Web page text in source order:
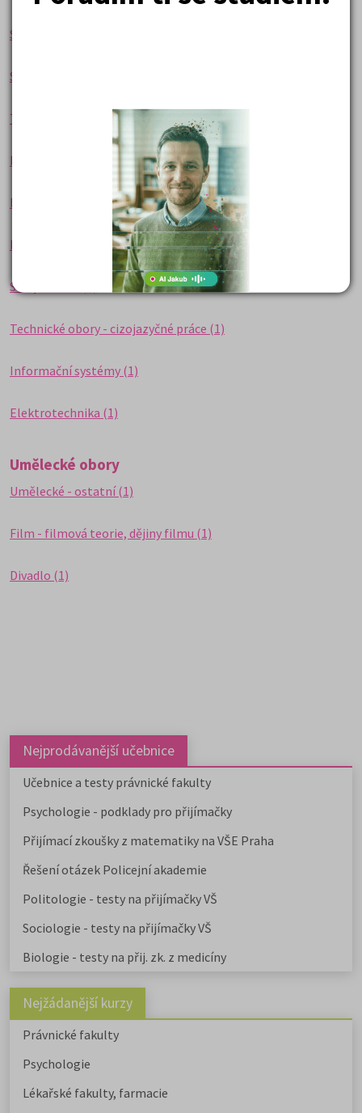
Software (3)
Statistika (8)
Technické - ostatní (6)
Matematika (9)
Doprava (4)
Konstruktérství (2)
Strojírenství (4)
Technické obory - cizojazyčné práce (1)
Informační systémy (1)
Elektrotechnika (1)
Umělecké obory
Umělecké - ostatní (1)
Film - filmová teorie, dějiny filmu (1)
Divadlo (1)
Nejprodávanější učebnice
Učebnice a testy právnické fakulty
Psychologie - podklady pro přijímačky
Přijímací zkoušky z matematiky na VŠE Praha
Řešení otázek Policejní akademie
Politologie - testy na přijímačky VŠ
Sociologie - testy na přijímačky VŠ
Biologie - testy na přij. zk. z medicíny
Nejžádanější kurzy
Právnické fakulty
Psychologie
Lékařské fakulty, farmacie